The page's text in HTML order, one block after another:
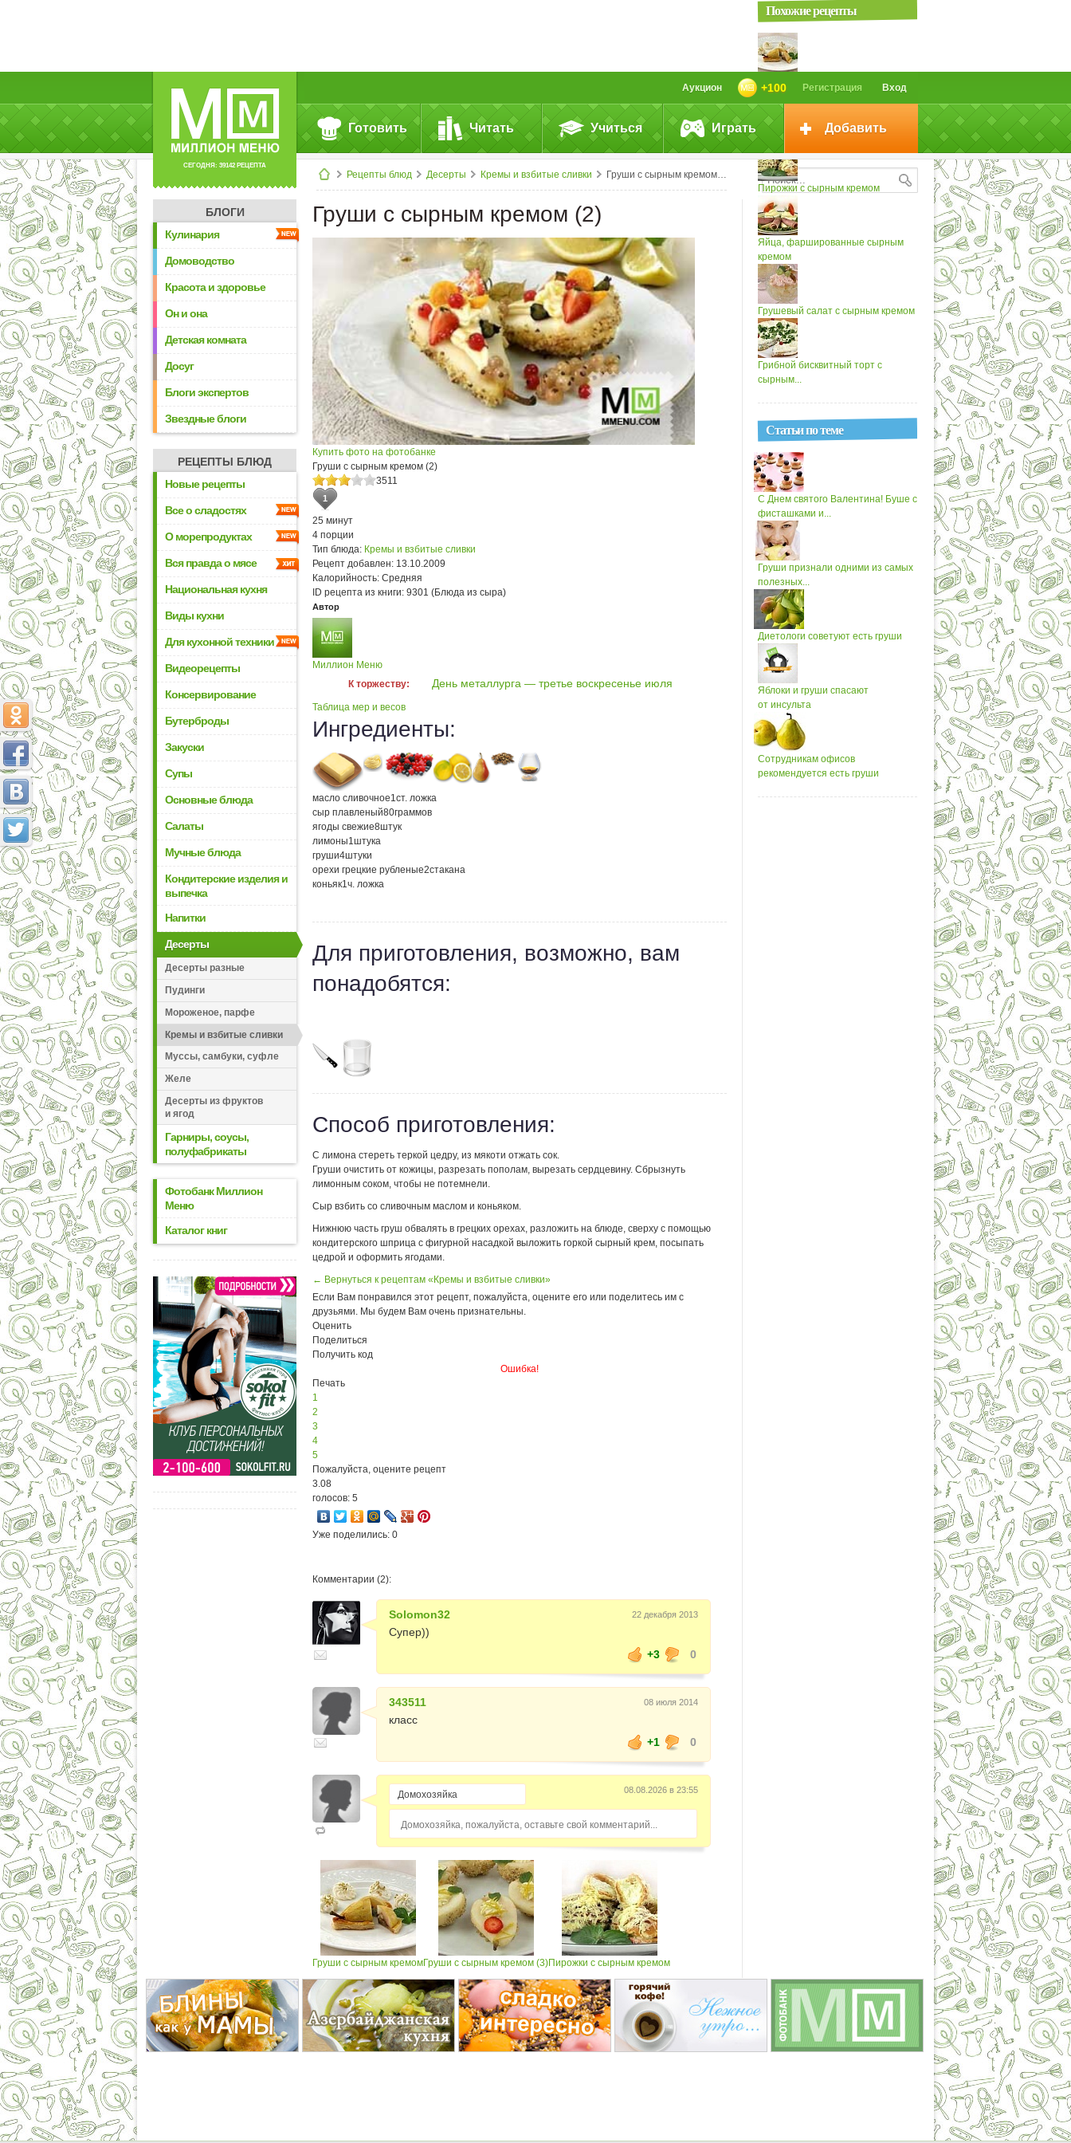
СЕГОДНЯ: 39142 РЕЦЕПТА
Вход
Регистрация
+100
Аукцион
Готовить Читать Учиться Играть Добавить
Рецепты блюд Десерты Кремы и взбитые сливки Груши с сырным кремом (2)
БЛОГИ
Кулинария
Домоводство
Красота и здоровье
Он и она
Детская комната
Досуг
Блоги экспертов
Звездные блоги
РЕЦЕПТЫ БЛЮД
Новые рецепты
Все о сладостях
О морепродуктах
Вся правда о мясе
Национальная кухня
Виды кухни
Для кухонной техники
Видеорецепты
Консервирование
Бутерброды
Закуски
Супы
Основные блюда
Салаты
Мучные блюда
Кондитерские изделия и
выпечка
Напитки
Десерты
Десерты разные
Пудинги
Мороженое, парфе
Кремы и взбитые сливки
Муссы, самбуки, суфле
Желе
Десерты из фруктов
и ягод
Гарниры, соусы,
полуфабрикаты
Фотобанк Миллион
Меню
Каталог книг
Груши с сырным кремом (2)
Купить фото на фотобанке
Груши с сырным кремом (2)
3511
1
25 минут
4 порции
Тип блюда: Кремы и взбитые сливки
Рецепт добавлен: 13.10.2009
Калорийность: Средняя
ID рецепта из книги: 9301 (Блюда из сыра)
Автор
Миллион Меню
К торжеству:
День металлурга — третье воскресенье июля
Таблица мер и весов
Ингредиенты:
масло сливочное1ст. ложка
сыр плавленый80граммов
ягоды свежие8штук
лимоны1штука
груши4штуки
орехи грецкие рубленые2стакана
коньяк1ч. ложка
Для приготовления, возможно, вам
понадобятся:
Способ приготовления:
С лимона стереть теркой цедру, из мякоти отжать сок.
Груши очистить от кожицы, разрезать пополам, вырезать сердцевину. Сбрызнуть
лимонным соком, чтобы не потемнели.
Сыр взбить со сливочным маслом и коньяком.
Нижнюю часть груш обвалять в грецких орехах, разложить на блюде, сверху с помощью
кондитерского шприца с фигурной насадкой выложить горкой сырный крем, посыпать
цедрой и оформить ягодами.
← Вернуться к рецептам «Кремы и взбитые сливки»
Если Вам понравился этот рецепт, пожалуйста, оцените его или поделитесь им с
друзьями. Мы будем Вам очень признательны.
Оценить
Поделиться
Получить код
Ошибка!
Печать
1
2
3
4
5
Пожалуйста, оцените рецепт
3.08
голосов: 5
Уже поделились: 0
Комментарии (2):
Solomon32 22 декабря 2013
Супер))
+3
0
343511 08 июля 2014
класс
+1
0
08.08.2026 в 23:55
Домохозяйка, пожалуйста, оставьте свой комментарий...
Груши с сырным кремомГруши с сырным кремом (3)Пирожки с сырным кремом
Похожие рецепты
Груши с сырным кремом (3)
Пирожки с сырным кремом
Яйца, фаршированные сырным
кремом
Грушевый салат с сырным кремом
Грибной бисквитный торт с
сырным...
Статьи по теме
С Днем святого Валентина! Буше с
фисташками и...
Груши признали одними из самых
полезных...
Диетологи советуют есть груши
Яблоки и груши спасают
от инсульта
Сотрудникам офисов
рекомендуется есть груши